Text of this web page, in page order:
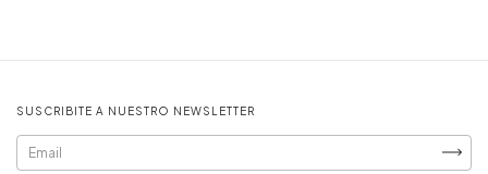
SUSCRIBITE A NUESTRO NEWSLETTER